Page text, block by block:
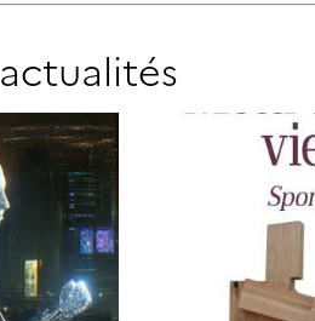
actualités